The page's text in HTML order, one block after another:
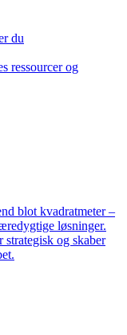
du
ressourcer og
blot kvadratmeter –
løsninger.
og skaber